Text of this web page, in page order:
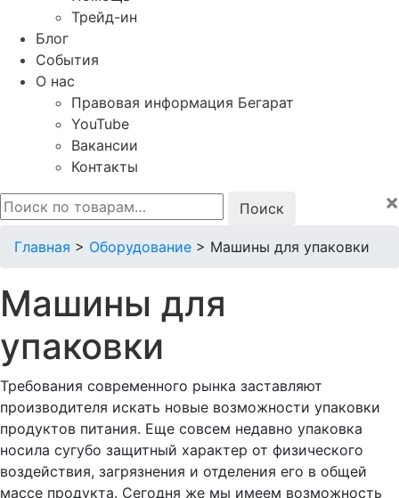
Трейд-ин
Блог
События
О нас
Правовая информация Бегарат
YouTube
Вакансии
Контакты
Искать:
×
Главная > Оборудование > Машины для упаковки
Машины для
упаковки
Требования современного рынка заставляют
производителя искать новые возможности упаковки
продуктов питания. Еще совсем недавно упаковка
носила сугубо защитный характер от физического
воздействия, загрязнения и отделения его в общей
массе продукта. Сегодня же мы имеем возможность